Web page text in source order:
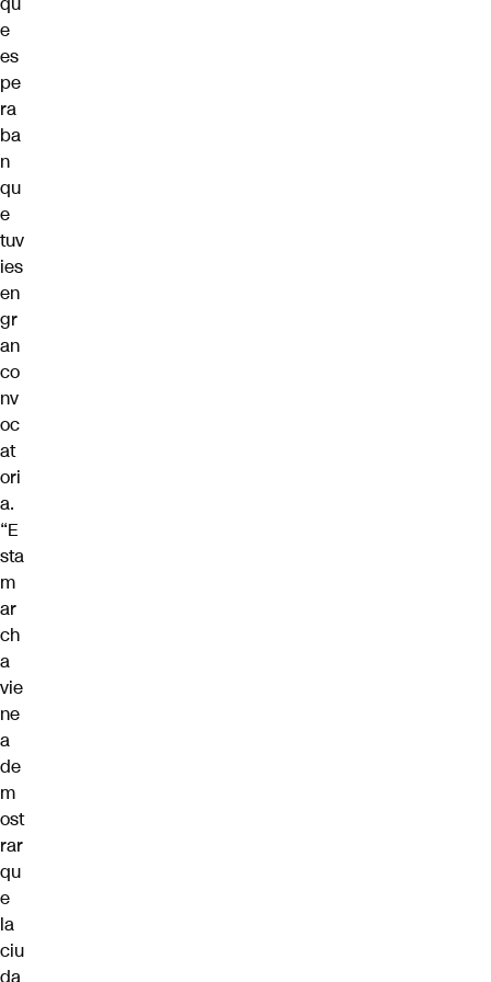
e
es
pe
ra
ba
n
qu
e
tuv
ies
en
gr
an
co
nv
oc
at
ori
a.
“E
sta
m
ar
ch
a
vie
ne
a
de
m
ost
rar
qu
e
la
ciu
da